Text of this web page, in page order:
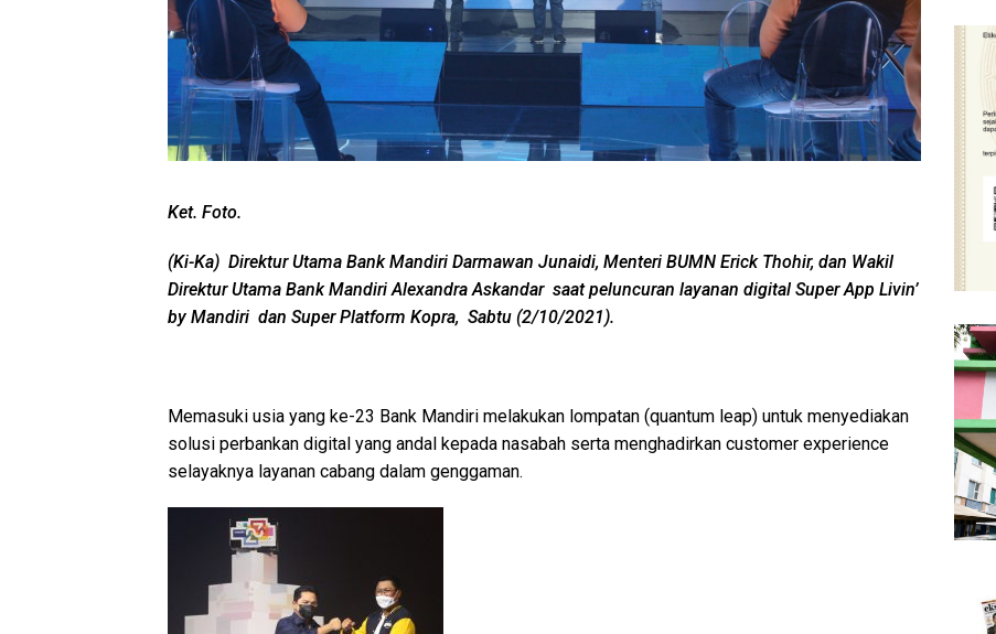
Ket. Foto.
(Ki-Ka) Direktur Utama Bank Mandiri Darmawan Junaidi, Menteri BUMN Erick Thohir, dan Wakil
Direktur Utama Bank Mandiri Alexandra Askandar saat peluncuran layanan digital Super App Livin’
by Mandiri dan Super Platform Kopra, Sabtu (2/10/2021).
Memasuki usia yang ke-23 Bank Mandiri melakukan lompatan (quantum leap) untuk menyediakan
solusi perbankan digital yang andal kepada nasabah serta menghadirkan customer experience
selayaknya layanan cabang dalam genggaman.